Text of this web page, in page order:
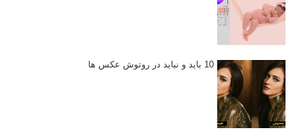
10 باید و نباید در روتوش عکس ها